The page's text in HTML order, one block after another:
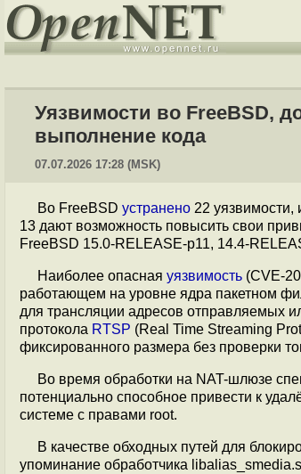
Уязвимости во FreeBSD,
выполнение кода
07.07.2026 17:28 (MSK)
Во FreeBSD устранено 22 уязвимости,
13 дают возможность повысить свои
FreeBSD 15.0-RELEASE-p11, 14.4-
Наиболее опасная уязвимость (CVE-
работающем на уровне ядра пакетном
для трансляции адресов отправляемых
протокола RTSP (Real Time Streaming
фиксированного размера без проверки
Во время обработки на NAT-шлюзе
потенциально способное привести к
системе с правами root.
В качестве обходных путей для
упоминание обработчика